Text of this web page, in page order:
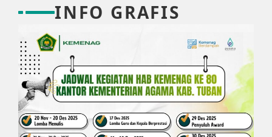
INFO GRAFIS